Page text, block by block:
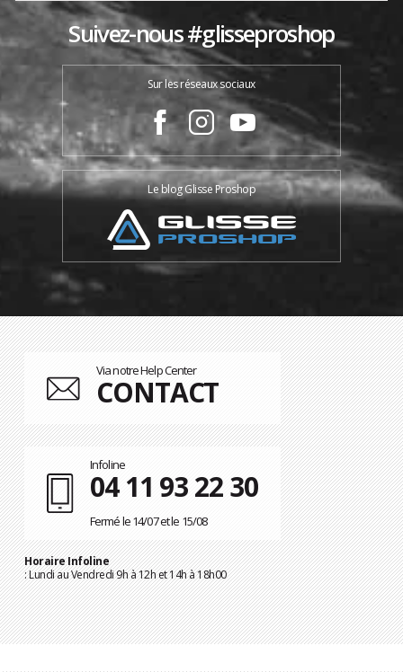
Suivez-nous #glisseproshop
Sur les réseaux sociaux
Le blog Glisse Proshop
Via notre Help Center
CONTACT
Infoline
04 11 93 22 30
Fermé le 14/07 et le 15/08
Horaire Infoline
: Lundi au Vendredi 9h à 12h et 14h à 18h00